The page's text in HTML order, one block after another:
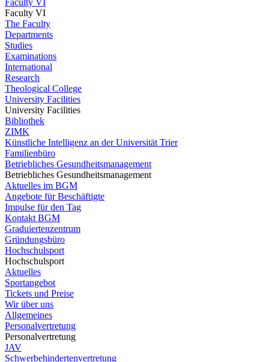
Faculty VI
Faculty VI
The Faculty
Departments
Studies
Examinations
International
Research
Theological College
University Facilities
University Facilities
Bibliothek
ZIMK
Künstliche Intelligenz an der Universität Trier
Familienbüro
Betriebliches Gesundheitsmanagement
Betriebliches Gesundheitsmanagement
Aktuelles im BGM
Angebote für Beschäftigte
Impulse für den Tag
Kontakt BGM
Graduiertenzentrum
Gründungsbüro
Hochschulsport
Hochschulsport
Aktuelles
Sportangebot
Tickets und Preise
Wir über uns
Allgemeines
Personalvertretung
Personalvertretung
JAV
Schwerbehindertenvertretung